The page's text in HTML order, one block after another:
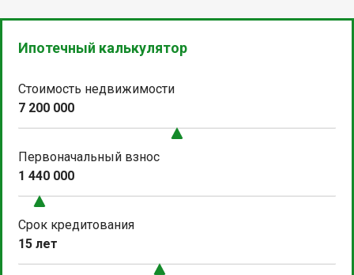
Ипотечный калькулятор
Стоимость недвижимости
7 200 000
Первоначальный взнос
1 440 000
Срок кредитования
15 лет